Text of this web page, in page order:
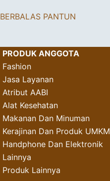
BERBALAS PANTUN
PRODUK ANGGOTA
Fashion
Jasa Layanan
Atribut AABI
Alat Kesehatan
Makanan Dan Minuman
Kerajinan Dan Produk UMKM
Handphone Dan Elektronik
Lainnya
Produk Lainnya